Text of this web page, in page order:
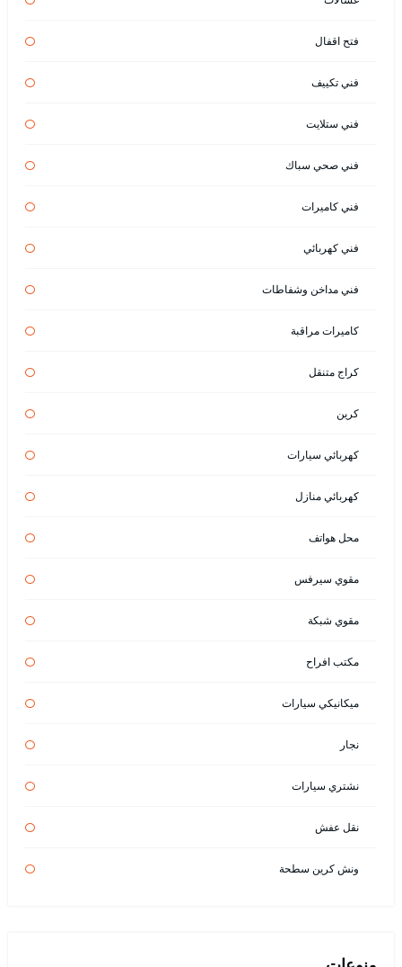
فتح اقفال
فني تكييف
فني ستلايت
فني صحي سباك
فني كاميرات
فني كهربائي
فني مداخن وشفاطات
كاميرات مراقبة
كراج متنقل
كرين
كهربائي سيارات
كهربائي منازل
محل هواتف
مقوي سيرفس
مقوي شبكة
مكتب افراح
ميكانيكي سيارات
نجار
نشتري سيارات
نقل عفش
ونش كرين سطحة